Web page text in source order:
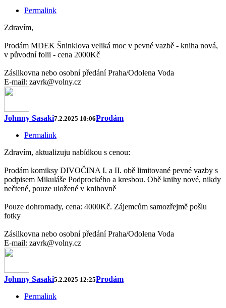
Permalink
Zdravím,
Prodám MDEK Šninklova veliká moc v pevné vazbě - kniha nová,
v původní folii - cena 2000Kč
Zásilkovna nebo osobní předání Praha/Odolena Voda
E-mail: zavrk@volny.cz
Johnny Sasaki7.2.2025 10:06Prodám
Permalink
Zdravím, aktualizuju nabídkou s cenou:
Prodám komiksy DIVOČINA I. a II. obě limitované pevné vazby s
podpisem Mikuláše Podprockého a kresbou. Obě knihy nové, nikdy
nečtené, pouze uložené v knihovně
Pouze dohromady, cena: 4000Kč. Zájemcům samozřejmě pošlu
fotky
Zásilkovna nebo osobní předání Praha/Odolena Voda
E-mail: zavrk@volny.cz
Johnny Sasaki5.2.2025 12:25Prodám
Permalink